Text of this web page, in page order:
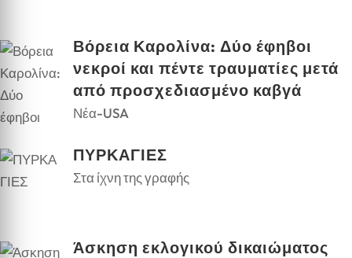
Βόρεια Καρολίνα: Δύο έφηβοι
νεκροί και πέντε τραυματίες μετά
από προσχεδιασμένο καβγά
Νέα-USA
ΠΥΡΚΑΓΙΕΣ
Στα ίχνη της γραφής
Άσκηση εκλογικού δικαιώματος